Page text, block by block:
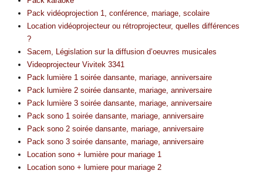
Pack vidéoprojection 1, conférence, mariage, scolaire
Location vidéoprojecteur ou rétroprojecteur, quelles différences
?
Sacem, Législation sur la diffusion d’oeuvres musicales
Videoprojecteur Vivitek 3341
Pack lumière 1 soirée dansante, mariage, anniversaire
Pack lumière 2 soirée dansante, mariage, anniversaire
Pack lumière 3 soirée dansante, mariage, anniversaire
Pack sono 1 soirée dansante, mariage, anniversaire
Pack sono 2 soirée dansante, mariage, anniversaire
Pack sono 3 soirée dansante, mariage, anniversaire
Location sono + lumière pour mariage 1
Location sono + lumiere pour mariage 2